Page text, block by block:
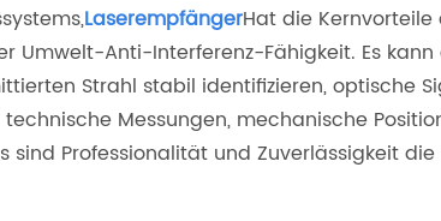
LaserempfängerHat die Kernvorteile
Umwelt-Anti-Interferenz-Fähigkeit. Es
Strahl stabil identifizieren, optische
Messungen, mechanische
sind Professionalität und Zuverlässigkeit